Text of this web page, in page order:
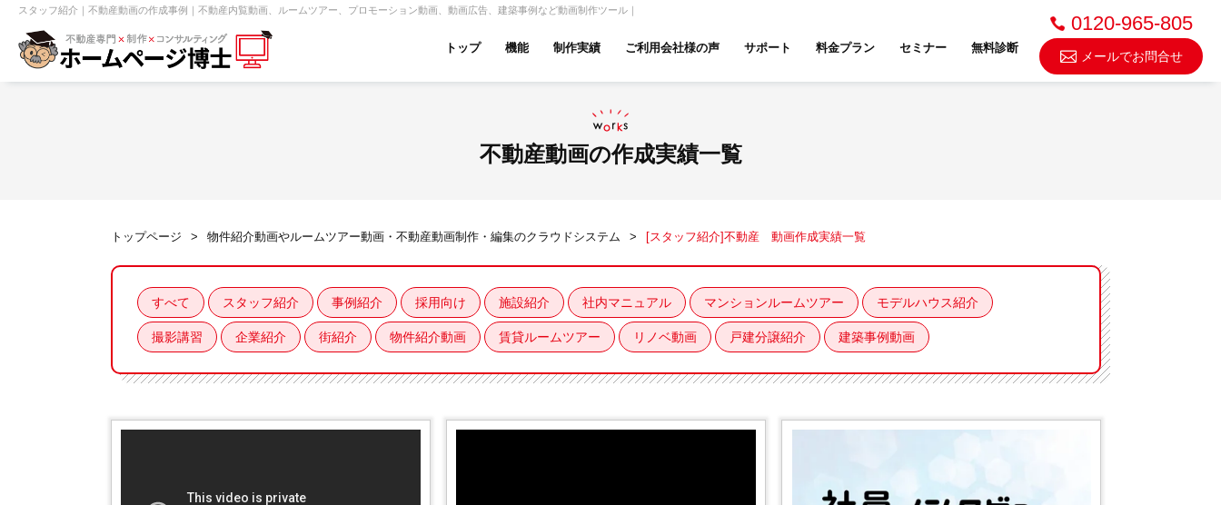
スタッフ紹介｜不動産動画の作成事例｜不動産内覧動画、ルームツアー、プロモーション動画、動画広告、建築事例など動画制作ツール｜
トップ 機能 制作実績
不動産投資・収益物件 建築・リフォーム テナント
賃貸管理オーナー向け 建築請負・中古リノベ 総合コーポレート
ご利用会社様の声 サポート 料金プラン セミナー 無料診断
0120-965-805
メールでお問合せ
不動産動画の作成実績一覧
トップページ 物件紹介動画やルームツアー動画・不動産動画制作・編集のクラウドシステム [スタッフ紹介]不動産 動画作成実績一覧
すべて スタッフ紹介 事例紹介 採用向け 施設紹介 社内マニュアル マンションルームツアー モデルハウス紹介
撮影講習 企業紹介 街紹介 物件紹介動画 賃貸ルームツアー リノベ動画 戸建分譲紹介 建築事例動画